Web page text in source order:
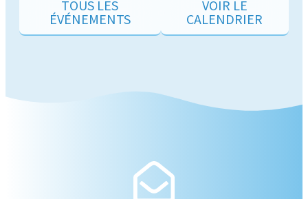
TOUS LES
ÉVÉNEMENTS
VOIR LE
CALENDRIER